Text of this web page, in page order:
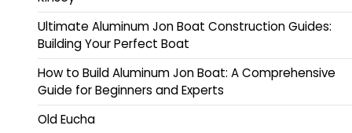
Ultimate Aluminum Jon Boat Construction Guides:
Building Your Perfect Boat
How to Build Aluminum Jon Boat: A Comprehensive
Guide for Beginners and Experts
Old Eucha